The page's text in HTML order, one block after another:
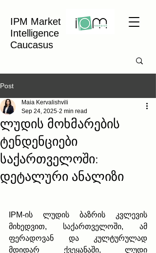
IPM Market
Intelligence
Caucasus
Post
ლუდის მოხმარების
ტენდენციები
საქართველოში:
დეტალური ანალიზი
Maia Kervalishvili
Sep 24, 2025 2 min read
IPM-ის ლუდის ბაზრის კვლევის
მიხედვით, საქართველოში, ამ
ფერადოვან და კულტურულად
მდიდარ ქვეყანაში, ლუდი